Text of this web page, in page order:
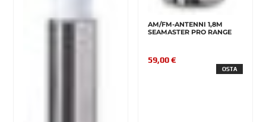
AM/FM-ANTENNI 1,8M
SEAMASTER PRO RANGE
59,00 €
OSTA